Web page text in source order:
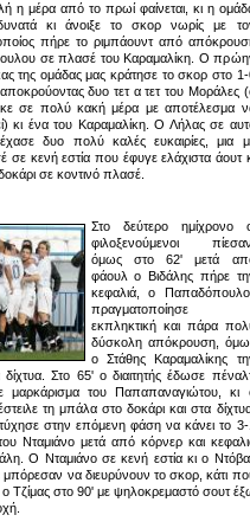
η μέρα από το πρωί φαίνεται, κι η
κι άνοιξε το σκορ νωρίς με
πήρε το ριμπάουντ από
σε πλασέ του Καραμαλίκη. Ο
της ομάδας μας κράτησε το σκορ στο
δυο τετ α τετ του Μοράλες
σε πολύ κακή μέρα με αποτέλεσμα
) κι ένα του Καραμαλίκη. Ο Λήλας σε
δυο πολύ καλές ευκαιρίες, μια
σε κενή εστία που έφυγε ελάχιστα άουτ
σε κοντινό πλασέ.
Στο δεύτερο ημίχρονο
φιλοξενούμενοι πίεσαν,
όμως στο 62' μετά
φάουλ ο Βιδάλης πήρε
κεφαλιά, ο
πραγματοποίησε
εκπληκτική και πάρα
δύσκολη απόκρουση,
ο ΣτάθηςΚαραμαλίκης
Στο 65'ο διαιτητής έδωσε
μαρκάρισμα του Παπαπαναγιώτου, κι
τη μπάλα στο δοκάρι και στα
στην επόμενη φάση να κάνει το 3-
Νταμιάνομετά από κόρνερ και
Ο Νταμιάνο σε κενή εστία κι ο
μπόρεσαν να διευρύνουν το σκορ, κάτι
ο Τζίμας στο 90'με ψηλοκρεμαστό σουτ